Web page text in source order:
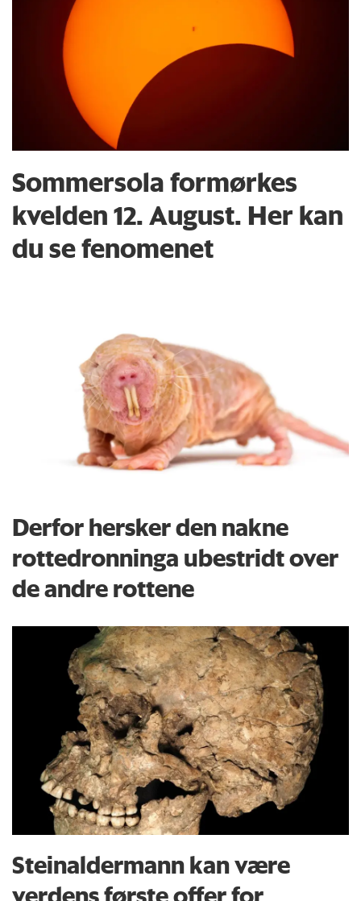
Sommersola formørkes
kvelden 12. August. Her kan
du se fenomenet
Derfor hersker den nakne
rottedronninga ubestridt over
de andre rottene
Steinaldermann kan være
verdens første offer for